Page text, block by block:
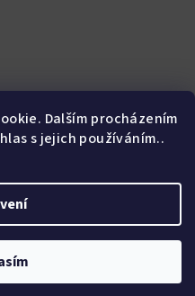
Dalším procházením
s jejich používáním..
&PekneWeby